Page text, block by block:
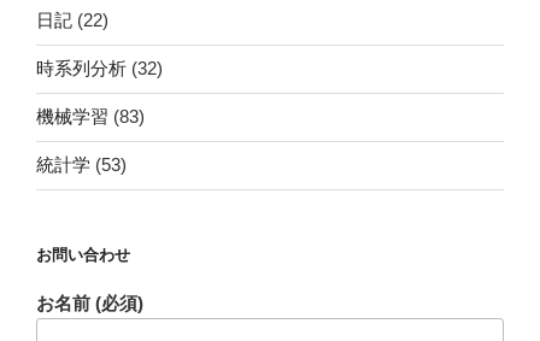
日記 (22)
時系列分析 (32)
機械学習 (83)
統計学 (53)
お問い合わせ
お名前 (必須)